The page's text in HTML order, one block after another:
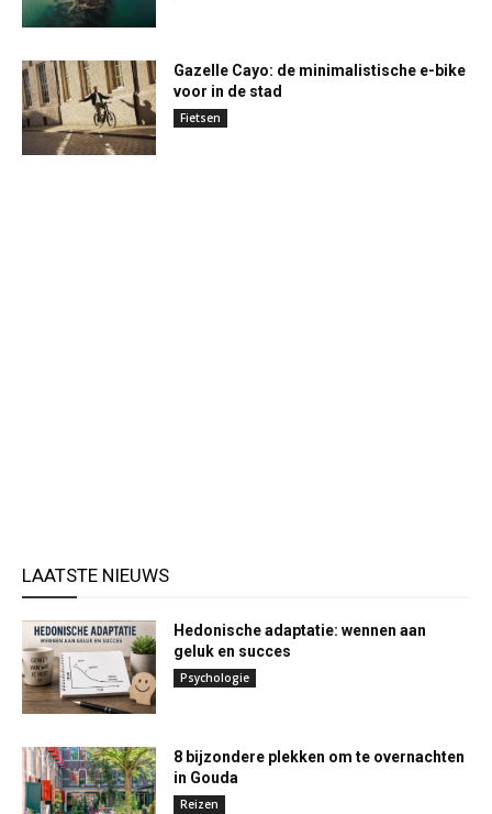
Gazelle Cayo: de minimalistische e-bike
voor in de stad
Fietsen
LAATSTE NIEUWS
Hedonische adaptatie: wennen aan
geluk en succes
Psychologie
8 bijzondere plekken om te overnachten
in Gouda
Reizen